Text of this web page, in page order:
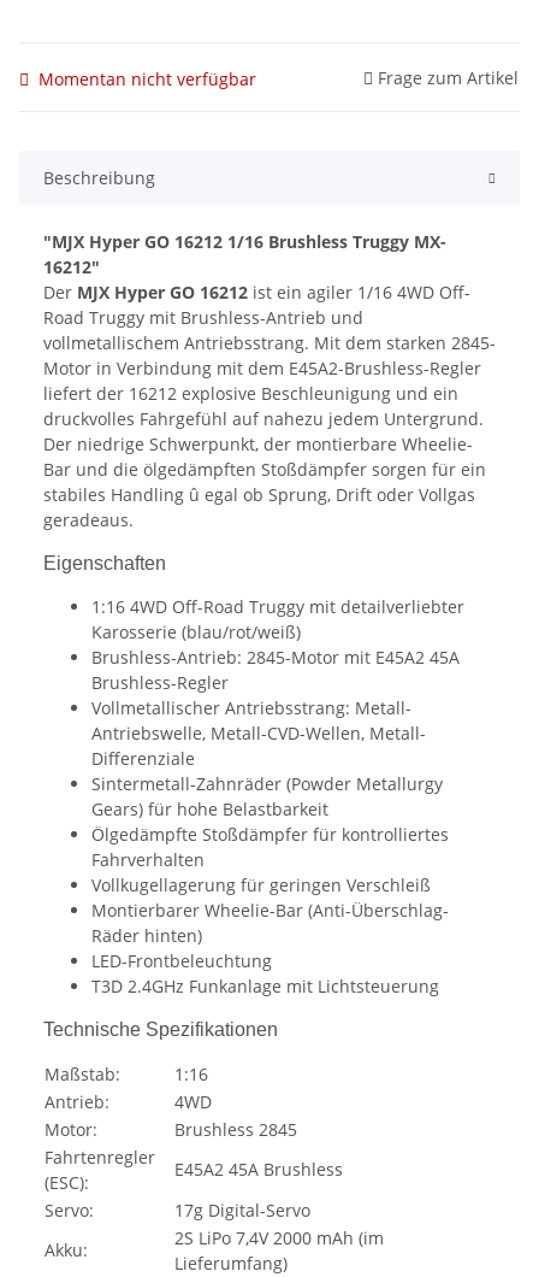
Momentan nicht verfügbar Frage zum Artikel
Beschreibung
"MJX Hyper GO 16212 1/16 Brushless Truggy MX-
16212"
Der MJX Hyper GO 16212 ist ein agiler 1/16 4WD Off-
Road Truggy mit Brushless-Antrieb und
vollmetallischem Antriebsstrang. Mit dem starken 2845-
Motor in Verbindung mit dem E45A2-Brushless-Regler
liefert der 16212 explosive Beschleunigung und ein
druckvolles Fahrgefühl auf nahezu jedem Untergrund.
Der niedrige Schwerpunkt, der montierbare Wheelie-
Bar und die ölgedämpften Stoßdämpfer sorgen für ein
stabiles Handling û egal ob Sprung, Drift oder Vollgas
geradeaus.
Eigenschaften
1:16 4WD Off-Road Truggy mit detailverliebter
Karosserie (blau/rot/weiß)
Brushless-Antrieb: 2845-Motor mit E45A2 45A
Brushless-Regler
Vollmetallischer Antriebsstrang: Metall-
Antriebswelle, Metall-CVD-Wellen, Metall-
Differenziale
Sintermetall-Zahnräder (Powder Metallurgy
Gears) für hohe Belastbarkeit
Ölgedämpfte Stoßdämpfer für kontrolliertes
Fahrverhalten
Vollkugellagerung für geringen Verschleiß
Montierbarer Wheelie-Bar (Anti-Überschlag-
Räder hinten)
LED-Frontbeleuchtung
T3D 2.4GHz Funkanlage mit Lichtsteuerung
Technische Spezifikationen
Maßstab:
1:16
Antrieb:
4WD
Motor:
Brushless 2845
Fahrtenregler
(ESC):
E45A2 45A Brushless
Servo:
17g Digital-Servo
Akku:
2S LiPo 7,4V 2000 mAh (im
Lieferumfang)